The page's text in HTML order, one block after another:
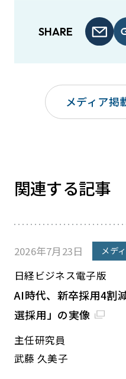
SHARE
メディア掲
関連する記事
2026年7月23日 メデ
日経ビジネス電子版
AI時代、新卒採用4
選採用」の実像
主任研究員
武藤 久美子